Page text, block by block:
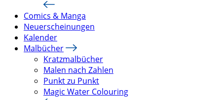
Comics & Manga
Neuerscheinungen
Kalender
Malbücher
Kratzmalbücher
Malen nach Zahlen
Punkt zu Punkt
Magic Water Colouring